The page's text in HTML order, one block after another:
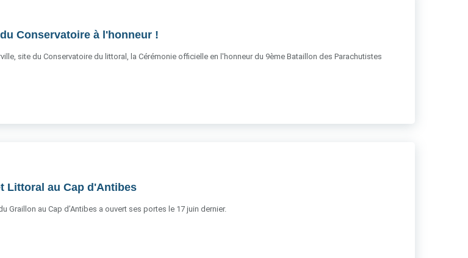
Conservatoire à l'honneur !
site du Conservatoire du littoral, la Cérémonie officielle en l'honneur du 9ème Bataillon des Parachutistes
Littoral au Cap d'Antibes
Graillon au Cap d’Antibes a ouvert ses portes le 17 juin dernier.